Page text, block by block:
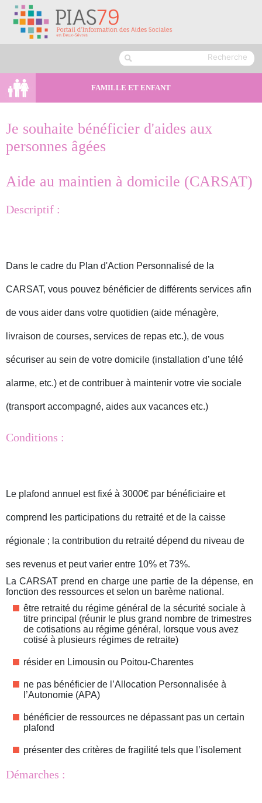
FAMILLE ET ENFANT
Je souhaite bénéficier d'aides aux
personnes âgées
Aide au maintien à domicile (CARSAT)
Descriptif :
Dans le cadre du Plan d'Action Personnalisé de la
CARSAT, vous pouvez bénéficier de différents services afin
de vous aider dans votre quotidien (aide ménagère,
livraison de courses, services de repas etc.), de vous
sécuriser au sein de votre domicile (installation d’une télé
alarme, etc.) et de contribuer à maintenir votre vie sociale
(transport accompagné, aides aux vacances etc.)
Conditions :
Le plafond annuel est fixé à 3000€ par bénéficiaire et
comprend les participations du retraité et de la caisse
régionale ; la contribution du retraité dépend du niveau de
ses revenus et peut varier entre 10% et 73%.
La CARSAT prend en charge une partie de la dépense, en
fonction des ressources et selon un barème national.
être retraité du régime général de la sécurité sociale à
titre principal (réunir le plus grand nombre de trimestres
de cotisations au régime général, lorsque vous avez
cotisé à plusieurs régimes de retraite)
résider en Limousin ou Poitou-Charentes
ne pas bénéficier de l’Allocation Personnalisée à
l’Autonomie (APA)
bénéficier de ressources ne dépassant pas un certain
plafond
présenter des critères de fragilité tels que l’isolement
Démarches :